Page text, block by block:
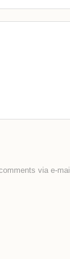
via e-mail